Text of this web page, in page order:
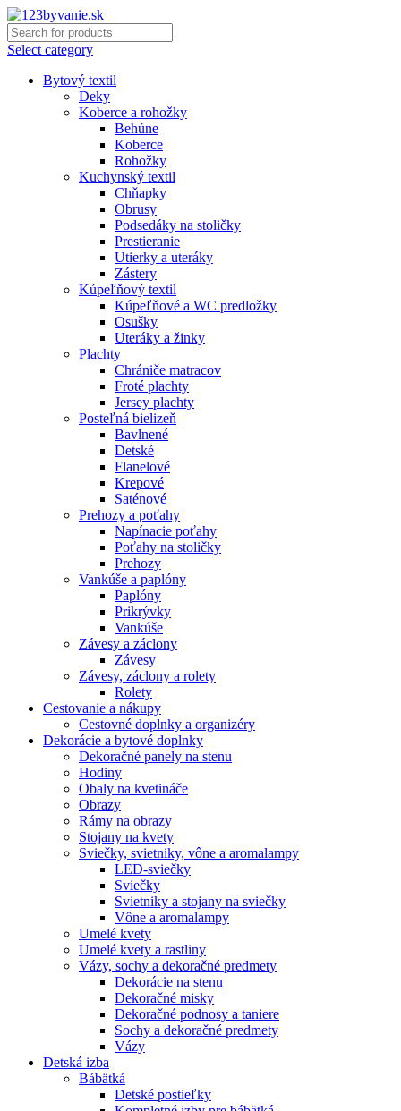
Select category
Bytový textil
Deky
Koberce a rohožky
Behúne
Koberce
Rohožky
Kuchynský textil
Chňapky
Obrusy
Podsedáky na stoličky
Prestieranie
Utierky a uteráky
Zástery
Kúpeľňový textil
Kúpeľňové a WC predložky
Osušky
Uteráky a žinky
Plachty
Chrániče matracov
Froté plachty
Jersey plachty
Posteľná bielizeň
Bavlnené
Detské
Flanelové
Krepové
Saténové
Prehozy a poťahy
Napínacie poťahy
Poťahy na stoličky
Prehozy
Vankúše a paplóny
Paplóny
Prikrývky
Vankúše
Závesy a záclony
Závesy
Závesy, záclony a rolety
Rolety
Cestovanie a nákupy
Cestovné doplnky a organizéry
Dekorácie a bytové doplnky
Dekoračné panely na stenu
Hodiny
Obaly na kvetináče
Obrazy
Rámy na obrazy
Stojany na kvety
Sviečky, svietniky, vône a aromalampy
LED-sviečky
Sviečky
Svietniky a stojany na sviečky
Vône a aromalampy
Umelé kvety
Umelé kvety a rastliny
Vázy, sochy a dekoračné predmety
Dekorácie na stenu
Dekoračné misky
Dekoračné podnosy a taniere
Sochy a dekoračné predmety
Vázy
Detská izba
Bábätká
Detské postieľky